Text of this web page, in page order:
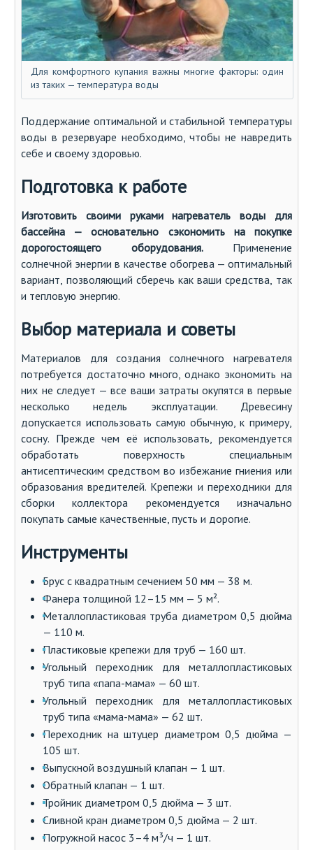
Для комфортного купания важны многие факторы: один
из таких — температура воды
Поддержание оптимальной и стабильной температуры
воды в резервуаре необходимо, чтобы не навредить
себе и своему здоровью.
Подготовка к работе
Изготовить своими руками нагреватель воды для
бассейна — основательно сэкономить на покупке
дорогостоящего оборудования.Применение
солнечной энергии в качестве обогрева — оптимальный
вариант, позволяющий сберечь как ваши средства, так
и тепловую энергию.
Выбор материала и советы
Материалов для создания солнечного нагревателя
потребуется достаточно много, однако экономить на
них не следует — все ваши затраты окупятся в первые
несколько недель эксплуатации. Древесину
допускается использовать самую обычную, к примеру,
сосну. Прежде чем её использовать, рекомендуется
обработать поверхность специальным
антисептическим средством во избежание гниения или
образования вредителей. Крепежи и переходники для
сборки коллектора рекомендуется изначально
покупать самые качественные, пусть и дорогие.
Инструменты
Брус с квадратным сечением 50 мм — 38 м.
Фанера толщиной 12–15 мм — 5 м².
Металлопластиковая труба диаметром 0,5 дюйма
— 110 м.
Пластиковые крепежи для труб — 160 шт.
Угольный переходник для металлопластиковых
труб типа «папа-мама» — 60 шт.
Угольный переходник для металлопластиковых
труб типа «мама-мама» — 62 шт.
Переходник на штуцер диаметром 0,5 дюйма —
105 шт.
Выпускной воздушный клапан — 1 шт.
Обратный клапан — 1 шт.
Тройник диаметром 0,5 дюйма — 3 шт.
Сливной кран диаметром 0,5 дюйма — 2 шт.
Погружной насос 3–4 м³/ч — 1 шт.